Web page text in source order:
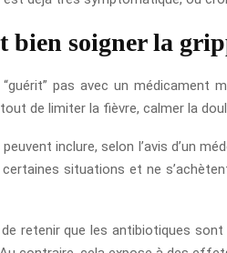
bien soigner la
pas avec un médicament
de limiter la fièvre, calmer la
inclure, selon l’avis d’un
situations et ne
retenir que les antibiotiques sont